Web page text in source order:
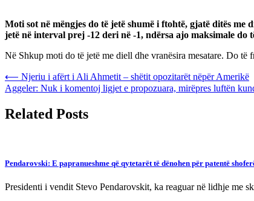
Moti sot në mëngjes do të jetë shumë i ftohtë, gjatë ditës
jetë në interval prej -12 deri në -1, ndërsa ajo maksimale do
Në Shkup moti do të jetë me diell dhe vranësira mesatare. Do
Post
navigation
⟵ Njeriu i afërt i Ali Ahmetit – shëtit opozitarët nëpër Amerikë
Aggeler: Nuk i komentoj ligjet e propozuara, mirëpres luftën
Related Posts
Pendarovski: E papranueshme që qytetarët të dënohen për patentë
Presidenti i vendit Stevo Pendarovskit, ka reaguar në lidhje me